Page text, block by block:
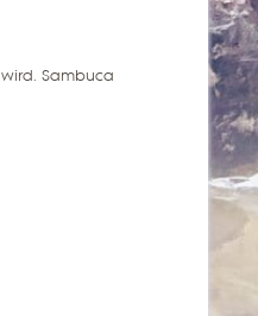
wird. Sambuca